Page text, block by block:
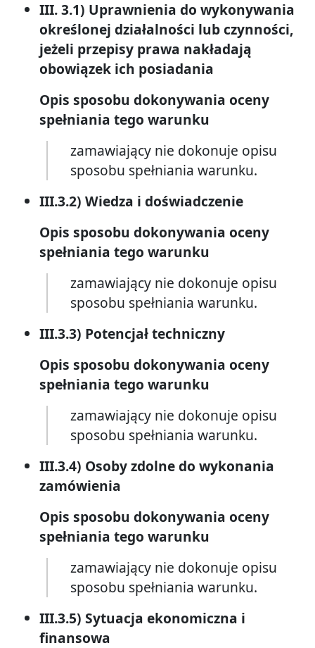
III. 3.1) Uprawnienia do wykonywania
określonej działalności lub czynności,
jeżeli przepisy prawa nakładają
obowiązek ich posiadania
Opis sposobu dokonywania oceny
spełniania tego warunku
zamawiający nie dokonuje opisu
sposobu spełniania warunku.
III.3.2) Wiedza i doświadczenie
Opis sposobu dokonywania oceny
spełniania tego warunku
zamawiający nie dokonuje opisu
sposobu spełniania warunku.
III.3.3) Potencjał techniczny
Opis sposobu dokonywania oceny
spełniania tego warunku
zamawiający nie dokonuje opisu
sposobu spełniania warunku.
III.3.4) Osoby zdolne do wykonania
zamówienia
Opis sposobu dokonywania oceny
spełniania tego warunku
zamawiający nie dokonuje opisu
sposobu spełniania warunku.
III.3.5) Sytuacja ekonomiczna i
finansowa